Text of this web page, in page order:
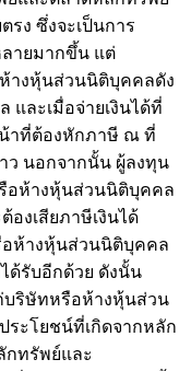
ง ซึ่งจะเป็นการ
ายมากขึ้น แต่
างหุ้นส่วนนิติบุคคลดัง
และเมื่อจ่ายเงินได้ที่
าที่ต้องหักภาษี ณ ที่
ว นอกจากนั้น ผู้ลงทุน
อห้างหุ้นส่วนนิติบุคคล
องเสียภาษีเงินได้
ห้างหุ้นส่วนนิติบุคคล
ด้รับอีกด้วย ดังนั้น
บริษัทหรือห้างหุ้นส่วน
ระโยชน์ที่เกิดจากหลัก
กทรัพย์และ